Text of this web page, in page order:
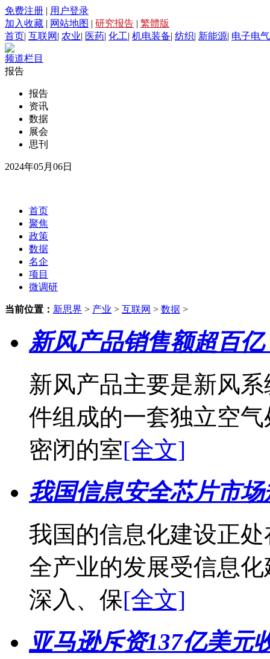
免费注册 | 用户登录
加入收藏 | 网站地图 | 研究报告 | 繁體版
首页| 互联网 | 农业| 医药| 化工| 机电装备| 纺织| 新能源| 电子电气
频道栏目
报告
报告
资讯
数据
展会
思刊
2024年05月06日
首页
聚焦
政策
数据
名企
项目
微调研
当前位置： 新思界 > 产业 > 互联网 > 数据 >
新风产品销售额超百
新风产品主要是新风
件组成的一套独立空
密闭的室[全文]
我国信息安全芯片市
我国的信息化建设正
全产业的发展受信息
深入、保[全文]
亚马逊斥资137亿美元